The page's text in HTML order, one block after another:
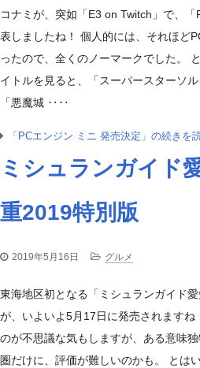
コナミが、突如「E3 on Twitch」で、
表しましたね！ 個人的には、それほど
ったので、全くのノーマークでした。
イトルを見ると、「スーパースターソ
「悪魔城 ‥‥
「PCエンジン ミニ 発売決定」の続きを
ミシュランガイド
重2019特別版
2019年5月16日 グルメ
東海地区初となる「ミシュランガイド
が、いよいよ5月17日に発売されます
のが不思議な気もしますが、ある意味
圏だけに、評価が難しいのかも。 とは